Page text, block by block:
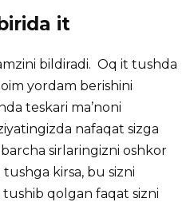
it
bildiradi. Oq it tushda
yordam berishini
teskari maʼnoni
nafaqat sizga
barcha sirlaringizni oshkor
tushga kirsa, bu sizni
tushib qolgan faqat sizni